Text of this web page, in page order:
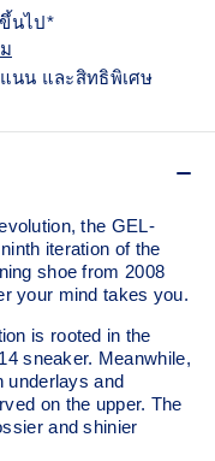
นไป*
นน และสิทธิพิเศษ
the GEL-
iteration of the
shoe from 2008
your mind takes you.
is rooted in the
sneaker. Meanwhile,
underlays and
on the upper. The
and shinier